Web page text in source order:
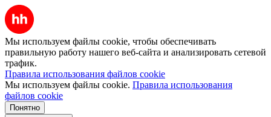
Мы используем файлы cookie, чтобы обеспечивать
правильную работу нашего веб-сайта и анализировать сетевой
трафик.
Правила использования файлов cookie
Мы используем файлы cookie. Правила использования
файлов cookie
Понятно